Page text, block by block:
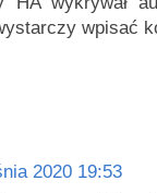
wpisać
2020 19:53